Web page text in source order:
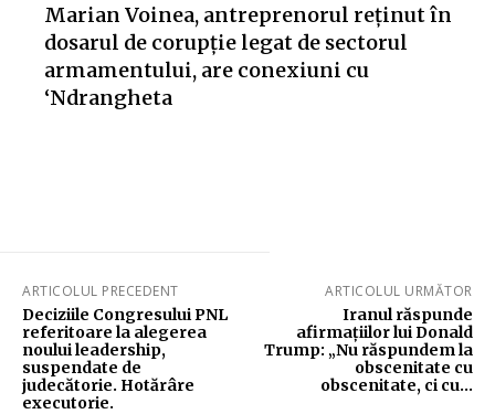
Marian Voinea, antreprenorul reținut în
dosarul de corupție legat de sectorul
armamentului, are conexiuni cu
‘Ndrangheta
ARTICOLUL PRECEDENT
Deciziile Congresului PNL
referitoare la alegerea
noului leadership,
suspendate de
judecătorie. Hotărâre
executorie.
ARTICOLUL URMĂTOR
Iranul răspunde
afirmațiilor lui Donald
Trump: „Nu răspundem la
obscenitate cu
obscenitate, ci cu…